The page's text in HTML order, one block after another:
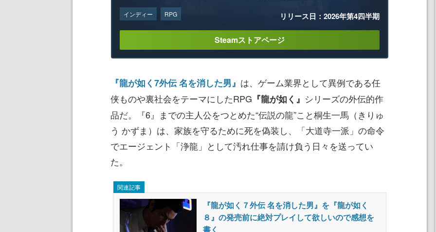
インディー RPG リリース日：2026年第4四半期
Steamストアページ
『龍が如く7外伝 名を消した男』 は、ゲーム業界として異例である任
侠ものや裏社会をテーマにしたRPG 『龍が如く』 シリーズの外伝的作
品だ。『6』までの主人公をつとめた“伝説の龍”こと桐生一馬（きりゅ
う かずま）は、家族を守るために死を偽装し、「大道寺一派」の命令
でエージェント「浄龍」として汚れ仕事を請け負う日々を送ってい
た。
関連記事
『龍が如く７外伝 名を消した男』を『龍が如く
８』の発売前に絶対プレイして欲しいので感想を
書く